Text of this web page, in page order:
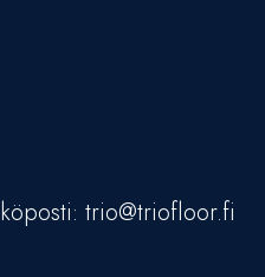
trio@triofloor.fi